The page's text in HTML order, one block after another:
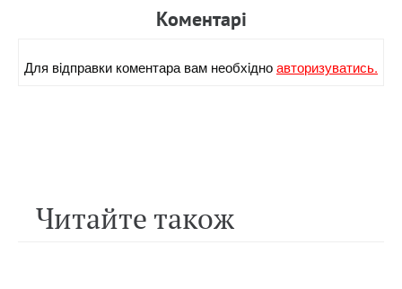
Коментарi
Для вiдправки коментара вам необхiдноавторизуватись.
Читайте також